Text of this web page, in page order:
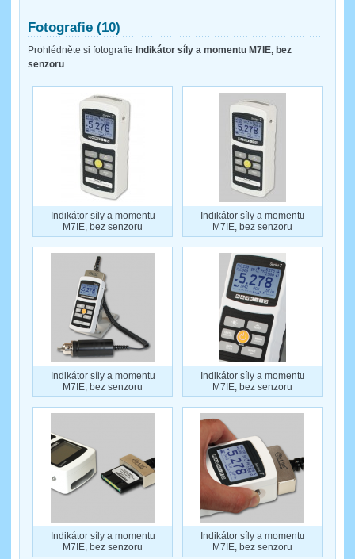
Fotografie (10)
Prohlédněte si fotografie Indikátor síly a momentu M7IE, bez
senzoru
Indikátor síly a momentu
M7IE, bez senzoru
Indikátor síly a momentu
M7IE, bez senzoru
Indikátor síly a momentu
M7IE, bez senzoru
Indikátor síly a momentu
M7IE, bez senzoru
Indikátor síly a momentu
M7IE, bez senzoru
Indikátor síly a momentu
M7IE, bez senzoru